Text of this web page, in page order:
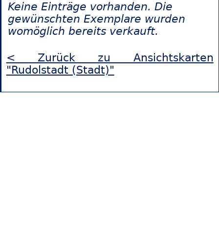
Keine Einträge vorhanden. Die
gewünschten Exemplare wurden
womöglich bereits verkauft.
< Zurück zu Ansichtskarten
"Rudolstadt (Stadt)"